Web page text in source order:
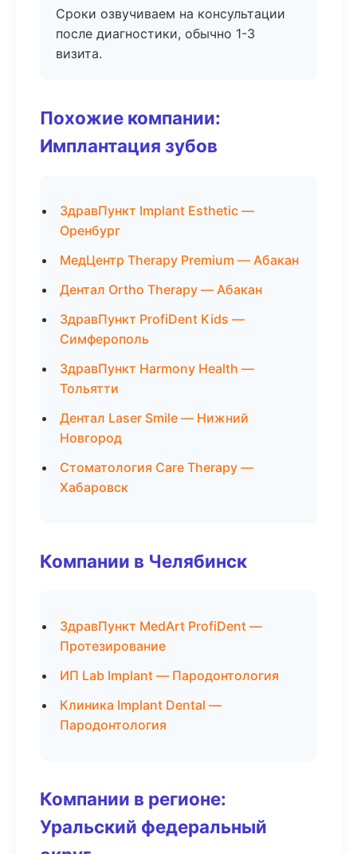
Сроки озвучиваем на консультации
после диагностики, обычно 1-3
визита.
Похожие компании:
Имплантация зубов
ЗдравПункт Implant Esthetic —
Оренбург
МедЦентр Therapy Premium — Абакан
Дентал Ortho Therapy — Абакан
ЗдравПункт ProfiDent Kids —
Симферополь
ЗдравПункт Harmony Health —
Тольятти
Дентал Laser Smile — Нижний
Новгород
Стоматология Care Therapy —
Хабаровск
Компании в Челябинск
ЗдравПункт MedArt ProfiDent —
Протезирование
ИП Lab Implant — Пародонтология
Клиника Implant Dental —
Пародонтология
Компании в регионе:
Уральский федеральный